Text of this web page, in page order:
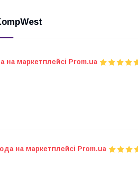
на маркетплейсі Prom.ua
на маркетплейсі Prom.ua